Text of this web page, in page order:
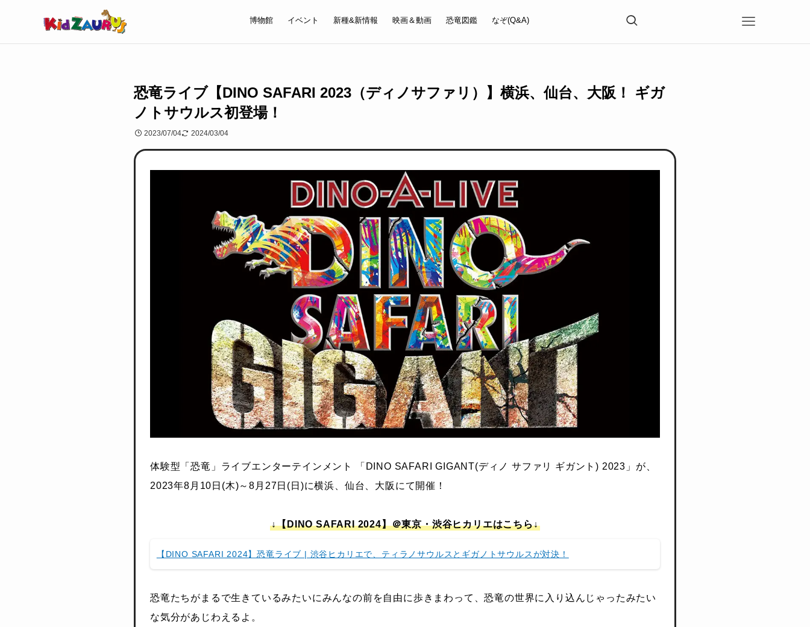
博物館 イベント 新種&新情報 映画＆動画 恐竜図鑑 なぞ(Q&A)
恐竜ライブ【DINO SAFARI 2023（ディノサファリ）】横浜、仙台、大阪！ ギガ
ノトサウルス初登場！
2023/07/04 2024/03/04
体験型「恐竜」ライブエンターテインメント 「DINO SAFARI GIGANT(ディノ サファリ ギガント) 2023」が、
2023年8月10日(木)～8月27日(日)に横浜、仙台、大阪にて開催！
↓【DINO SAFARI 2024】＠東京・渋谷ヒカリエはこちら↓
【DINO SAFARI 2024】恐竜ライブ | 渋谷ヒカリエで、ティラノサウルスとギガノトサウルスが対決！
恐竜たちがまるで生きているみたいにみんなの前を自由に歩きまわって、恐竜の世界に入り込んじゃったみたい
な気分があじわえるよ。